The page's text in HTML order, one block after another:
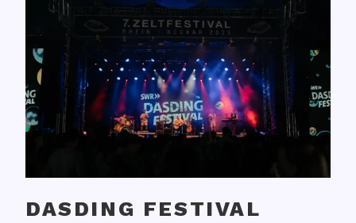
DASDING FESTIVAL